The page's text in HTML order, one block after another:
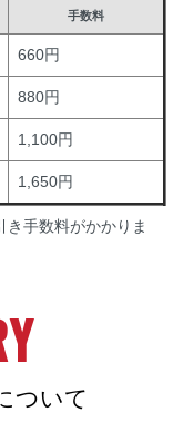
手数料
660円
880円
1,100円
1,650円
手数料がかかりま
ついて